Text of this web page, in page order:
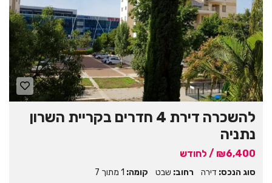
להשכרה דירת 4 חדרים בקריית השרון
נתניה
₪6,400 / לחודש
סוג הנכס: דירה רחוב: שבט קומה: 1 מתוך 7